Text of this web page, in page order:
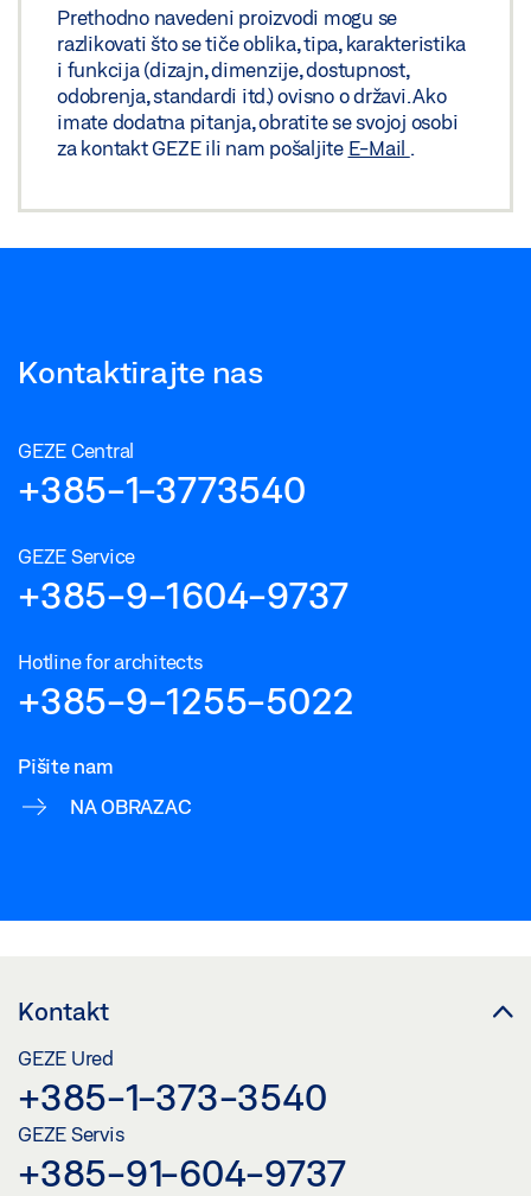
Prethodno navedeni proizvodi mogu se
razlikovati što se tiče oblika, tipa, karakteristika
i funkcija (dizajn, dimenzije, dostupnost,
odobrenja, standardi itd.) ovisno o državi. Ako
imate dodatna pitanja, obratite se svojoj osobi
za kontakt GEZE ili nam pošaljite E-Mail
Kontaktirajte nas
GEZE Central
+385-1-3773540
GEZE Service
+385-9-1604-9737
Hotline for architects
+385-9-1255-5022
Pišite nam
NA OBRAZAC
Kontakt
GEZE Ured
+385-1-373-3540
GEZE Servis
+385-91-604-9737